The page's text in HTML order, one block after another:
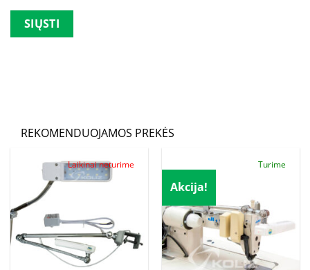
REKOMENDUOJAMOS PREKĖS
Laikinai neturime
Akcija!
Turime